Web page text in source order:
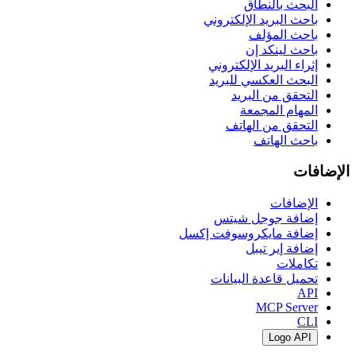
البحث بالنطاق
باحث البريد الإلكتروني
باحث المؤلف
باحث لينكد إن
إثراء البريد الإلكتروني
البحث العكسي للبريد
التحقق من البريد
المهام المجمعة
التحقق من الهاتف
باحث الهاتف
الإضافات
الإضافات
إضافة جوجل شيتس
إضافة مايكروسوفت إكسل
إضافة إير تيبل
تكاملات
تحميل قاعدة البيانات
API
MCP Server
CLI
Logo API